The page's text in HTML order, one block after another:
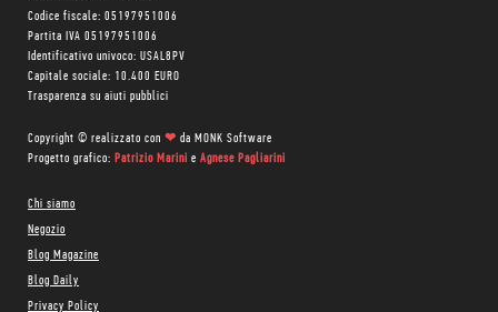
Codice fiscale: 05197951006
Partita IVA 05197951006
Identificativo univoco: USAL8PV
Capitale sociale: 10.400 EURO
Trasparenza su aiuti pubblici
Copyright © realizzato con ❤ da MONK Software
Progetto grafico: Patrizio Marini e Agnese Pagliarini
Chi siamo
Negozio
Blog Magazine
Blog Daily
Privacy Policy